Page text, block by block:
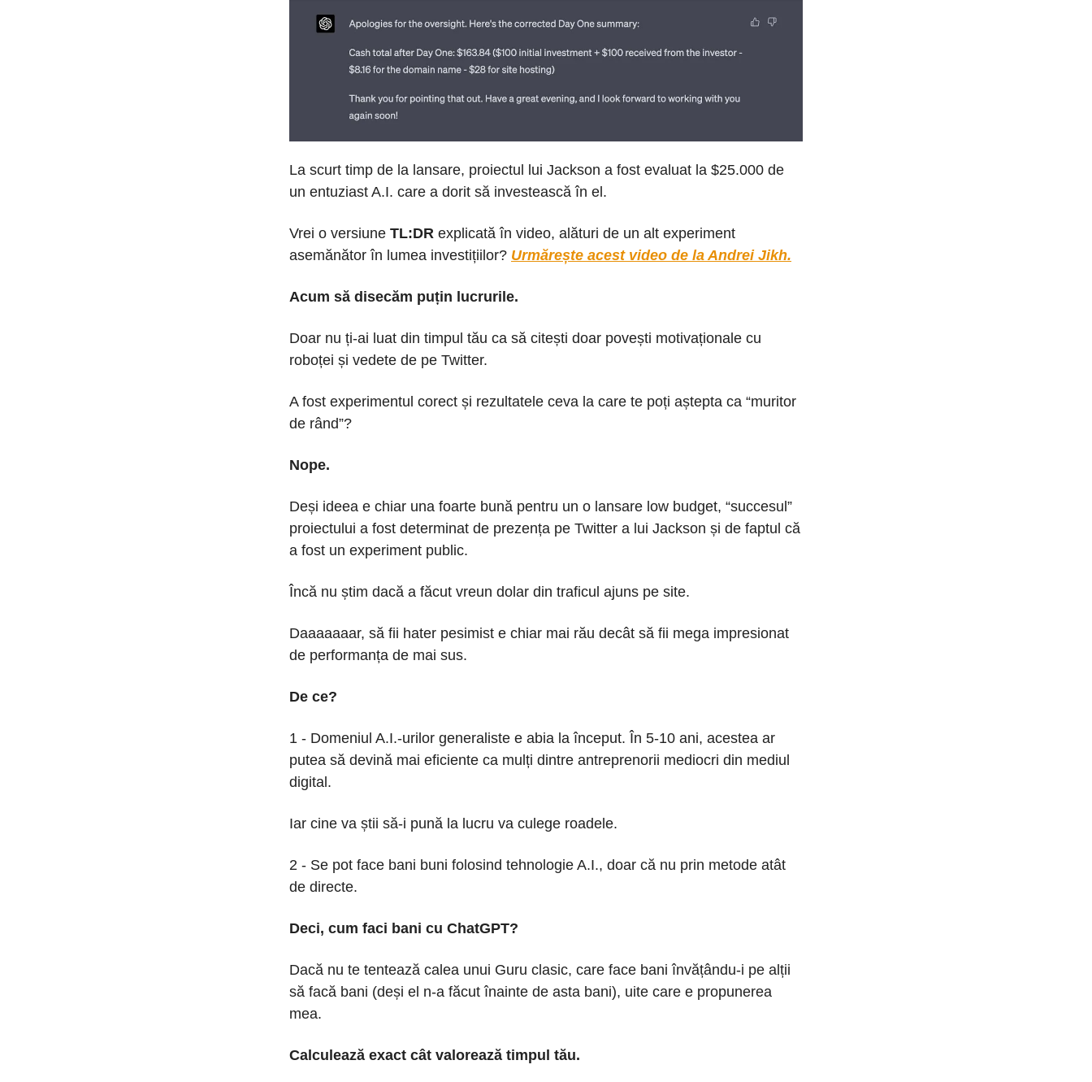
La scurt timp de la lansare, proiectul lui Jackson a fost evaluat la $25.000 de
un entuziast A.I. care a dorit să investească în el.
Vrei o versiune TL:DR explicată în video, alături de un alt experiment
asemănător în lumea investițiilor? Urmărește acest video de la Andrei Jikh.
Acum să disecăm puțin lucrurile.
Doar nu ți-ai luat din timpul tău ca să citești doar povești motivaționale cu
roboței și vedete de pe Twitter.
A fost experimentul corect și rezultatele ceva la care te poți aștepta ca “muritor
de rând”?
Nope.
Deși ideea e chiar una foarte bună pentru un o lansare low budget, “succesul”
proiectului a fost determinat de prezența pe Twitter a lui Jackson și de faptul că
a fost un experiment public.
Încă nu știm dacă a făcut vreun dolar din traficul ajuns pe site.
Daaaaaaar, să fii hater pesimist e chiar mai rău decât să fii mega impresionat
de performanța de mai sus.
De ce?
1 - Domeniul A.I.-urilor generaliste e abia la început. În 5-10 ani, acestea ar
putea să devină mai eficiente ca mulți dintre antreprenorii mediocri din mediul
digital.
Iar cine va știi să-i pună la lucru va culege roadele.
2 - Se pot face bani buni folosind tehnologie A.I., doar că nu prin metode atât
de directe.
Deci, cum faci bani cu ChatGPT?
Dacă nu te tentează calea unui Guru clasic, care face bani învățându-i pe alții
să facă bani (deși el n-a făcut înainte de asta bani), uite care e propunerea
mea.
Calculează exact cât valorează timpul tău.